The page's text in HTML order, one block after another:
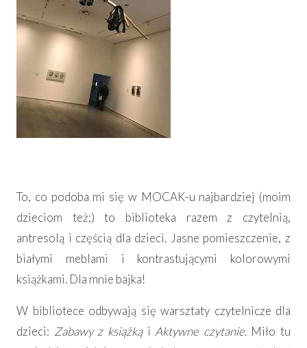
To, co podoba mi się w MOCAK-u najbardziej (moim
dzieciom też;) to biblioteka razem z czytelnią,
antresolą i częścią dla dzieci. Jasne pomieszczenie, z
białymi meblami i kontrastującymi kolorowymi
książkami. Dla mnie bajka!
W bibliotece odbywają się warsztaty czytelnicze dla
dzieci: Zabawy z książkąi Aktywne czytanie. Miło tu